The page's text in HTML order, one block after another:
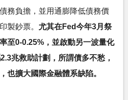
務負擔，並用通膨降低債務價
製鈔票。 尤其在Fed今年3月祭
至0-0.25%，並啟動另一波量化
兆救助計劃，所謂債多不愁，
也擴大國際金融體系缺陷。